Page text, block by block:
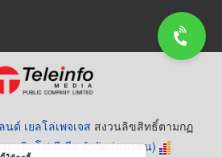
นด์ เยลโล่เพจเจส สงวนลิขสิทธิ์ตามกฏ
ทเลอินโฟ มีเดีย จำกัด (มหาชน)